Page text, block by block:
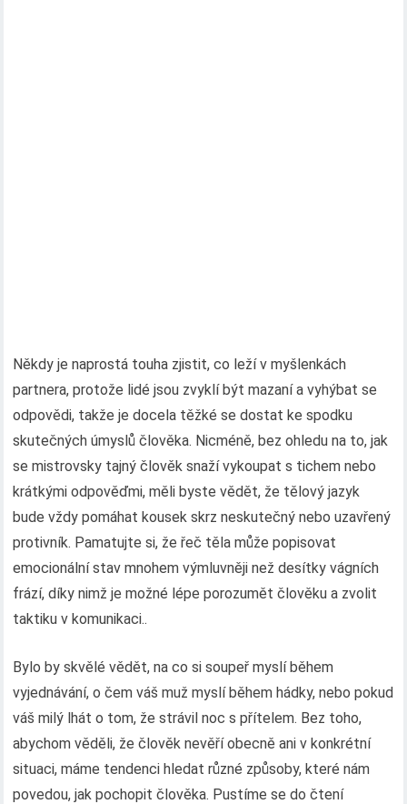
Někdy je naprostá touha zjistit, co leží v myšlenkách
partnera, protože lidé jsou zvyklí být mazaní a vyhýbat se
odpovědi, takže je docela těžké se dostat ke spodku
skutečných úmyslů člověka. Nicméně, bez ohledu na to, jak
se mistrovsky tajný člověk snaží vykoupat s tichem nebo
krátkými odpověďmi, měli byste vědět, že tělový jazyk
bude vždy pomáhat kousek skrz neskutečný nebo uzavřený
protivník. Pamatujte si, že řeč těla může popisovat
emocionální stav mnohem výmluvněji než desítky vágních
frází, díky nimž je možné lépe porozumět člověku a zvolit
taktiku v komunikaci..
Bylo by skvělé vědět, na co si soupeř myslí během
vyjednávání, o čem váš muž myslí během hádky, nebo pokud
váš milý lhát o tom, že strávil noc s přítelem. Bez toho,
abychom věděli, že člověk nevěří obecně ani v konkrétní
situaci, máme tendenci hledat různé způsoby, které nám
povedou, jak pochopit člověka. Pustíme se do čtení